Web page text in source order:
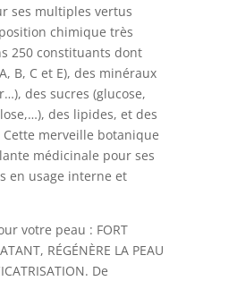
ses multiples vertus
chimique très
250 constituants dont
B, C et E), des minéraux
des sucres (glucose,
des lipides, et des
merveille botanique
médicinale pour ses
en usage interne et
votre peau : FORT
RÉGÉNÈRE LA PEAU
. De